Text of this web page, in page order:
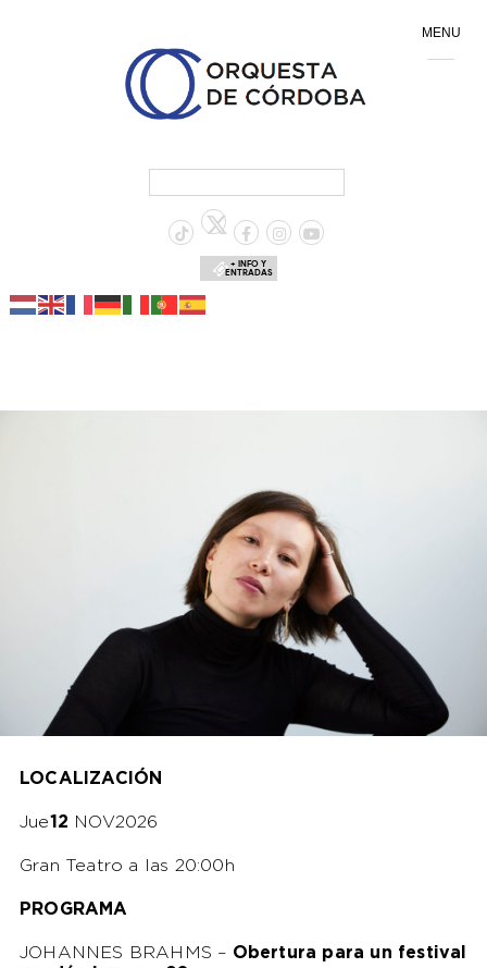
+ INFO Y
ENTRADAS
LOCALIZACIÓN
Jue12 NOV2026
Gran Teatro a las 20:00h
PROGRAMA
JOHANNES BRAHMS – Obertura para un festival
MENU